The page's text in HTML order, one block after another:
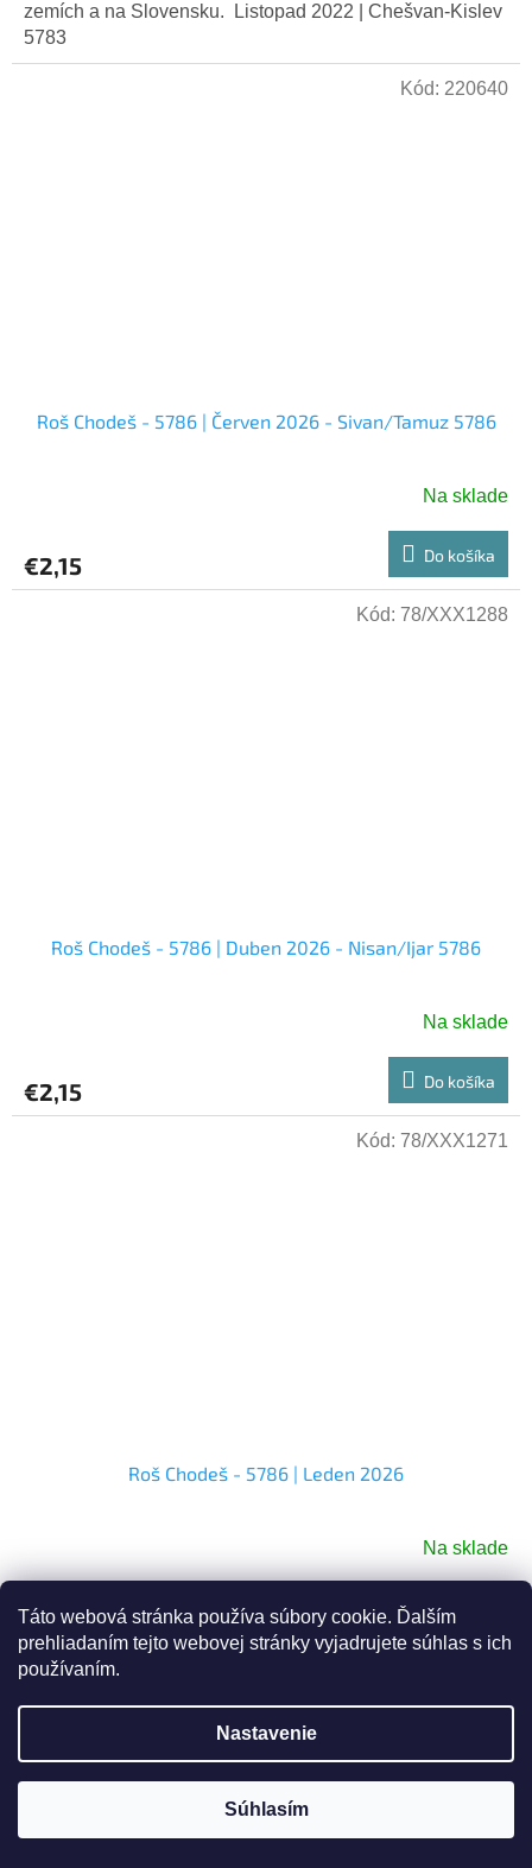
Táto webová stránka používa súbory cookie. Ďalším
prehliadaním tejto webovej stránky vyjadrujete súhlas s ich
používaním.
Nastavenie
Súhlasím
zemích a na Slovensku. Listopad 2022 | Chešvan-Kislev
5783
Roš Chodeš - 5786 | Červen 2026 - Sivan/Tamuz 5786
Na sklade
€2,15 Do košíka
Kód: 220640
Roš Chodeš - 5786 | Duben 2026 - Nisan/Ijar 5786
Na sklade
€2,15 Do košíka
Kód: 78/XXX1288
Roš Chodeš - 5786 | Leden 2026
Na sklade
€2,15 Do košíka
Kód: 78/XXX1271